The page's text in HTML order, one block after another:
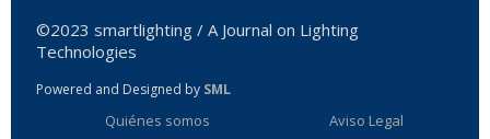
©2023 smartlighting / A Journal on Lighting
Technologies
Powered and Designed by SML
Quiénes somos Aviso Legal